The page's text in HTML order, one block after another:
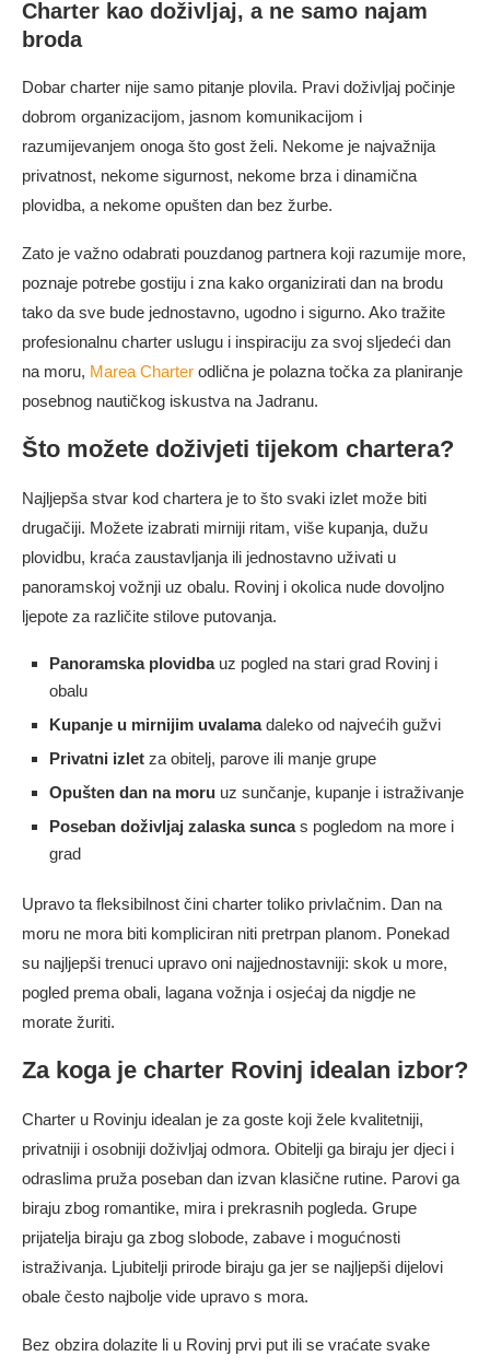
Charter kao doživljaj, a ne samo najam
broda
Dobar charter nije samo pitanje plovila. Pravi doživljaj počinje
dobrom organizacijom, jasnom komunikacijom i
razumijevanjem onoga što gost želi. Nekome je najvažnija
privatnost, nekome sigurnost, nekome brza i dinamična
plovidba, a nekome opušten dan bez žurbe.
Zato je važno odabrati pouzdanog partnera koji razumije more,
poznaje potrebe gostiju i zna kako organizirati dan na brodu
tako da sve bude jednostavno, ugodno i sigurno. Ako tražite
profesionalnu charter uslugu i inspiraciju za svoj sljedeći dan
na moru, Marea Charter odlična je polazna točka za planiranje
posebnog nautičkog iskustva na Jadranu.
Što možete doživjeti tijekom chartera?
Najljepša stvar kod chartera je to što svaki izlet može biti
drugačiji. Možete izabrati mirniji ritam, više kupanja, dužu
plovidbu, kraća zaustavljanja ili jednostavno uživati u
panoramskoj vožnji uz obalu. Rovinj i okolica nude dovoljno
ljepote za različite stilove putovanja.
Panoramska plovidbauz pogled na stari grad Rovinj i
obalu
Kupanje u mirnijim uvalamadaleko od najvećih gužvi
Privatni izlet za obitelj, parove ili manje grupe
Opušten dan na moru uz sunčanje, kupanje i istraživanje
Poseban doživljaj zalaska suncas pogledom na more i
grad
Upravo ta fleksibilnost čini charter toliko privlačnim. Dan na
moru ne mora biti kompliciran niti pretrpan planom. Ponekad
su najljepši trenuci upravo oni najjednostavniji: skok u more,
pogled prema obali, lagana vožnja i osjećaj da nigdje ne
morate žuriti.
Za koga je charter Rovinj idealan izbor?
Charter u Rovinju idealan je za goste koji žele kvalitetniji,
privatniji i osobniji doživljaj odmora. Obitelji ga biraju jer djeci i
odraslima pruža poseban dan izvan klasične rutine. Parovi ga
biraju zbog romantike, mira i prekrasnih pogleda. Grupe
prijatelja biraju ga zbog slobode, zabave i mogućnosti
istraživanja. Ljubitelji prirode biraju ga jer se najljepši dijelovi
obale često najbolje vide upravo s mora.
Bez obzira dolazite li u Rovinj prvi put ili se vraćate svake